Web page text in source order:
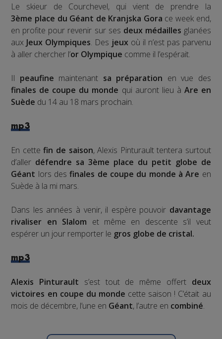
Le skieur de Courchevel, qui vient de prendre la
3ème place du Géant de Kranjska Gora ce week end,
en profite pour revenir sur ses deux médailles glanées
aux Jeux Olympiques. Des jeux où il n’est pas parvenu
à aller chercher l’or Olympique comme il l’espérait.
Il peaufine maintenant sa préparation en vue des
finales de coupe du monde qui auront lieu à Are en
Suède du 14 au 18 mars prochain.
mp3
En cette fin de saison, Alexis Pinturault tentera surtout
d’aller défendre sa 3ème place du petit globe de
Géant lors des finales de coupe du monde à Are en
Suède à la mi mars.
Dans les années à venir, il espère pouvoir davantage
rivaliser en Slalom et même en descente s’il veut
espérer un jour remporter le gros globe de cristal.
mp3
Alexis Pinturault s’est tout de même offert deux
victoires en coupe du monde cette saison ! C’était au
mois de décembre, l’une en Géant, l’autre en combiné.